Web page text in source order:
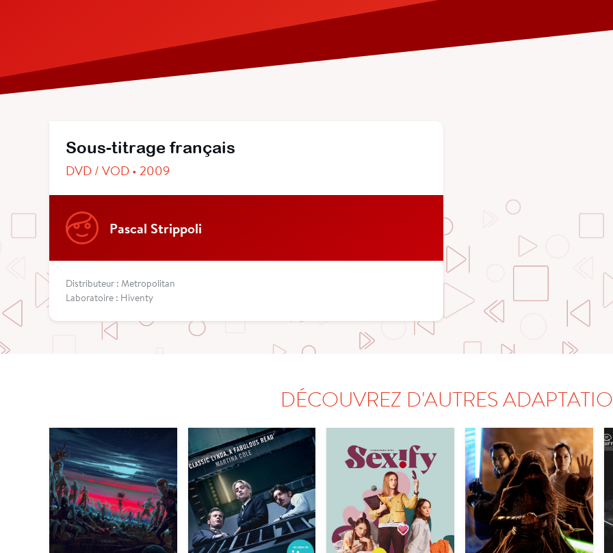
Sous-titrage français
DVD / VOD • 2009
Pascal Strippoli
Distributeur : Metropolitan
Laboratoire : Hiventy
DÉCOUVREZ D'AUTRES